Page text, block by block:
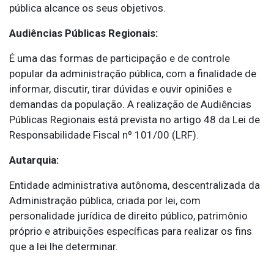
pública alcance os seus objetivos.
Audiências Públicas Regionais:
É uma das formas de participação e de controle
popular da administração pública, com a finalidade de
informar, discutir, tirar dúvidas e ouvir opiniões e
demandas da população. A realização de Audiências
Públicas Regionais está prevista no artigo 48 da Lei de
Responsabilidade Fiscal nº 101/00 (LRF).
Autarquia:
Entidade administrativa autônoma, descentralizada da
Administração pública, criada por lei, com
personalidade jurídica de direito público, patrimônio
próprio e atribuições específicas para realizar os fins
que a lei lhe determinar.